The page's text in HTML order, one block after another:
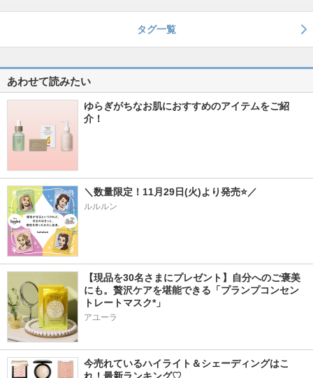
タグ一覧
あわせて読みたい
ゆらぎがちなお肌におすすめのアイテムをご紹
介！
＼数量限定！11月29日(火)より発売⭐／
ルルルン
【現品を30名さまにプレゼント】自分へのご褒美
にも。贅沢ケアを堪能できる「プランプコンセン
トレートマスク*」
アユーラ
今売れているハイライト＆シェーディングはこ
れ！最新ランキング♡